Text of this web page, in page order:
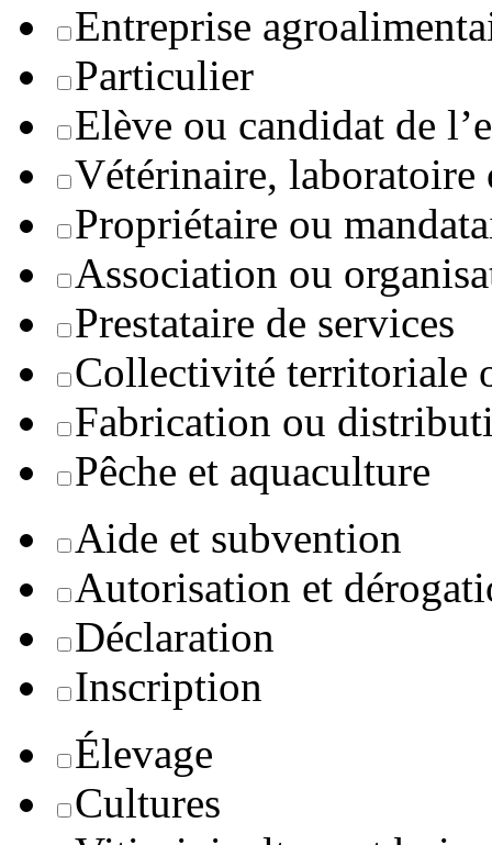
Entreprise
Particulier
Elève ou candidat de
Vétérinaire, laboratoire
Propriétaire ou
Association ou
Prestataire de services
Collectivité territoriale
Fabrication ou
Pêche et aquaculture
Aide et subvention
Autorisation et
Déclaration
Inscription
Élevage
Cultures